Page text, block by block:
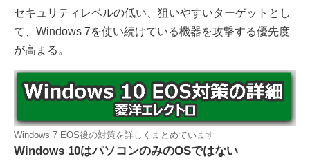
セキュリティレベルの低い、狙いやすいターゲットとし
て、Windows 7を使い続けている機器を攻撃する優先度
が高まる。
Windows 7 EOS後の対策を詳しくまとめています
Windows 10はパソコンのみのOSではない